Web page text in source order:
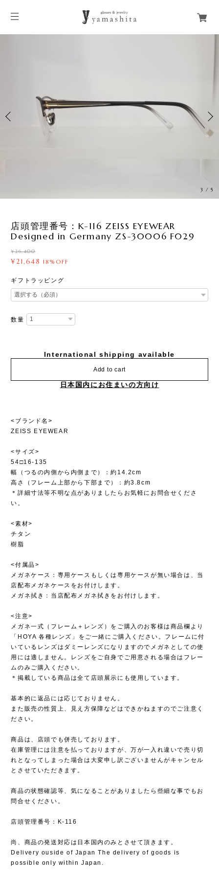
3 /5
店頭管理番号：K-116 ZEISS EYEWEAR
Designed in Germany ZS-30006 F029
¥26,400
¥21,648 18%OFF
ギフトラッピング
数量
International shipping available
Add to cart
日本国内にお住まいの方向け
<ブランド名>
ZEISS EYEWEAR
<サイズ>
54□16-135
幅（つるの内側から内側まで）：約14.2cm
高さ（フレーム上部から下部まで）：約3.8cm
＊詳細寸法等不明な点がありましたらお気軽にお問合せくださ
い。
<素材>
チタン
樹脂
<付属品>
メガネケース：専用ケースもしくは専用ケースが無い場合は、当
店配布メガネケースをお付けします。
メガネ拭き：当店配布メガネ拭きをお付けします。
<注意>
メガネ一式（フレーム＋レンズ）をご購入のお客様は商品欄より
「HOYA 各種レンズ」をご一緒にご購入ください。フレームに付
いているレンズはダミーレンズになりますのでメガネとしての使
用には適しません。レンズをご自身でご用意される場合はフレー
ムのみご購入ください。
＊掲載している商品は全て店頭展示にも使用しています。
基本的に返品には応じておりません。
また販売の性質上、見え方保障などはできかねますのでご注意く
ださい。
商品は、店頭でも併売しております。
在庫管理には注意を払っておりますが、万が一入れ違いで売り切
れとなってしまった場合は大変申し訳ございませんがキャンセル
とさせていただきます。
商品の状態確認等、気になることがありましたら些細な事でもお
問合せください。
店頭管理番号：K-116
尚、商品の発送対応は日本国内のみとさせて頂きます。
Delivery ouside of Japan The delivery of goods is
possible only within Japan.